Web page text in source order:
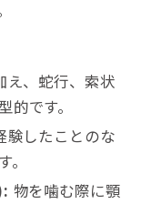
え、蛇行、索状
です。
験したことのな
物を噛む際に顎